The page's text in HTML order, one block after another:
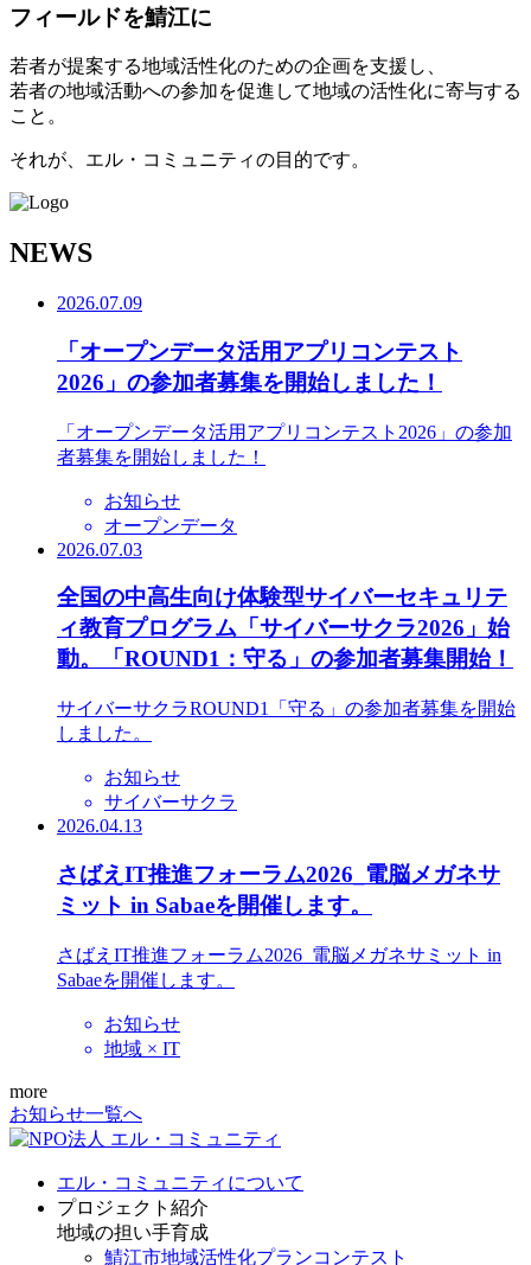
フィールドを鯖江に
若者が提案する地域活性化のための企画を支援し、
若者の地域活動への参加を促進して地域の活性化に寄与する
こと。
それが、エル・コミュニティの目的です。
NEWS
2026.07.09
「オープンデータ活用アプリコンテスト
2026」の参加者募集を開始しました！
「オープンデータ活用アプリコンテスト2026」の参加
者募集を開始しました！
お知らせ
オープンデータ
2026.07.03
全国の中高生向け体験型サイバーセキュリテ
ィ教育プログラム「サイバーサクラ2026」始
動。「ROUND1：守る」の参加者募集開始！
サイバーサクラROUND1「守る」の参加者募集を開始
しました。
お知らせ
サイバーサクラ
2026.04.13
さばえIT推進フォーラム2026_電脳メガネサ
ミット in Sabaeを開催します。
さばえIT推進フォーラム2026_電脳メガネサミット in
Sabaeを開催します。
お知らせ
地域 × IT
more
お知らせ一覧へ
エル・コミュニティについて
プロジェクト紹介
地域の担い手育成
鯖江市地域活性化プランコンテスト